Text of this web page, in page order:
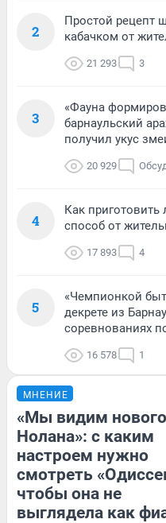
2
Простой рецепт
кабачком от
21 293 3
3
«Фауна
барнаульский
получил укус
20 929
4
Как
способ от
17 893 4
5
«Чемпионкой
декрете из
соревнованиях
16 578 1
МНЕНИЕ
«Мы видим нового
Нолана»: с каким
настроем нужно
смотреть
чтобы она не
выглядела как